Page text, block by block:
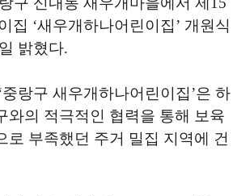
집 ‘새우개하나어린이집’ 개원식
밝혔다.
랑구 새우개하나어린이집’은 하
와의 적극적인 협력을 통해 보육
로 부족했던 주거 밀집 지역에 건